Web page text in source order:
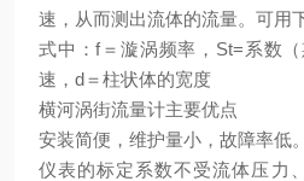
速，从而测出流体的流量。可用
式中：f＝漩涡频率，St=系数
速，d＝柱状体的宽度
横河涡街流量计主要优点
安装简便，维护量小，故障率低。
仪表的标定系数不受流体压力